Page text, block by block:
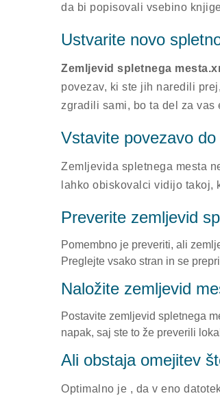
da bi popisovali vsebino
Ustvarite novo
Zemljevid spletnega
povezav, ki ste jih naredili
zgradili sami, bo ta del za vas
Vstavite povezavo
Zemljevida spletnega mesta
lahko obiskovalci vidijo takoj,
Preverite zemljevid
Pomembno je preveriti, ali
Preglejte vsako stran in se
Naložite zemljevid
Postavite zemljevid spletnega
napak, saj ste to že preverili
Ali obstaja omejitev
Optimalno je , da v eno